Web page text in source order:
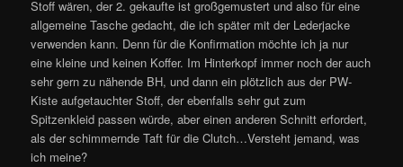
Stoff wären, der 2. gekaufte ist großgemustert und also für eine
allgemeine Tasche gedacht, die ich später mit der Lederjacke
verwenden kann. Denn für die Konfirmation möchte ich ja nur
eine kleine und keinen Koffer. Im Hinterkopf immer noch der auch
sehr gern zu nähende BH, und dann ein plötzlich aus der PW-
Kiste aufgetauchter Stoff, der ebenfalls sehr gut zum
Spitzenkleid passen würde, aber einen anderen Schnitt erfordert,
als der schimmernde Taft für die Clutch…Versteht jemand, was
ich meine?